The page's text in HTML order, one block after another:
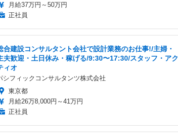
月給37万円～50万円
正社員
合建設コンサルタント会社で設計業務のお仕事!/主婦・
夫歓迎・土日休み・稼げる/9:30〜17:30/スタッフ・アク
ィオ
シフィックコンサルタンツ株式会社
東京都
月給26万8,000円～41万円
正社員